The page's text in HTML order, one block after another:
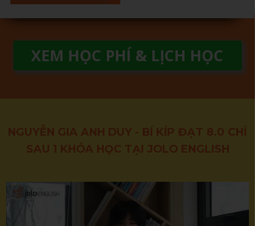
XEM HỌC PHÍ & LỊCH HỌC
NGUYỄN GIA ANH DUY - BÍ KÍP ĐẠT 8.0 CHỈ
SAU 1 KHÓA HỌC TẠI JOLO ENGLISH